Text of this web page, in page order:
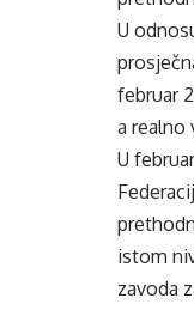
U
februar
a realno
U
istom
zavoda